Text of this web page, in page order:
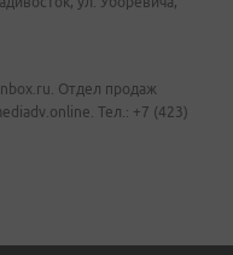
Отдел продаж
Тел.: +7 (423)